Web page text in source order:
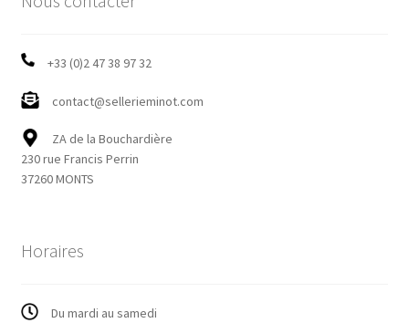
+33 (0)2 47 38 97 32
contact@sellerieminot.com
ZA de la Bouchardière
230 rue Francis Perrin
37260 MONTS
Horaires
Du mardi au samedi